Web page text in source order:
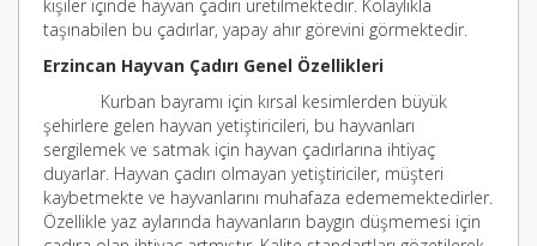
kişiler içinde hayvan çadırı üretilmektedir. Kolaylıkla
taşınabilen bu çadırlar, yapay ahır görevini görmektedir.
Erzincan Hayvan Çadırı Genel Özellikleri
Kurban bayramı için kırsal kesimlerden büyük
şehirlere gelen hayvan yetiştiricileri, bu hayvanları
sergilemek ve satmak için hayvan çadırlarına ihtiyaç
duyarlar. Hayvan çadırı olmayan yetiştiriciler, müşteri
kaybetmekte ve hayvanlarını muhafaza edememektedirler.
Özellikle yaz aylarında hayvanların baygın düşmemesi için